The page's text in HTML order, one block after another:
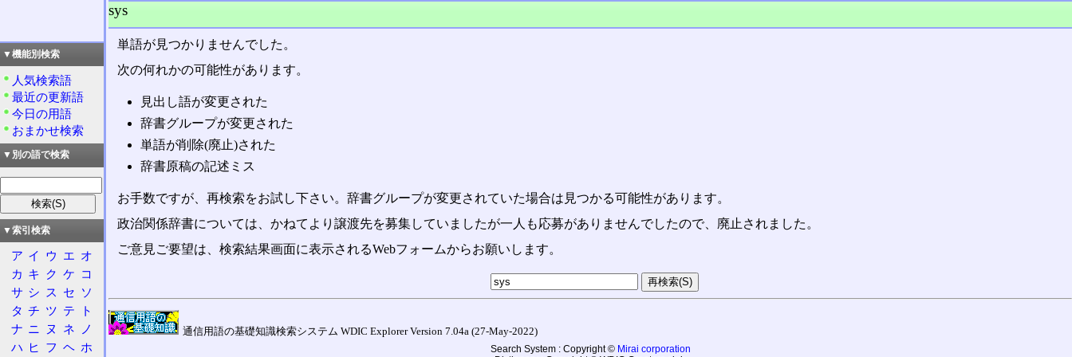
sys
単語が見つかりませんでした。
次の何れかの可能性があります。
見出し語が変更された
辞書グループが変更された
単語が削除(廃止)された
辞書原稿の記述ミス
お手数ですが、再検索をお試し下さい。辞書グループが変更されていた場合は見つかる可能性があります。
政治関係辞書については、かねてより譲渡先を募集していましたが一人も応募がありませんでしたので、廃止されました。
ご意見ご要望は、検索結果画面に表示されるWebフォームからお願いします。
通信用語の基礎知識検索システム WDIC Explorer Version 7.04a (27-May-2022)
Search System : Copyright © Mirai corporation
▼機能別検索
人気検索語
最近の更新語
今日の用語
おまかせ検索
▼別の語で検索
▼索引検索
ア イ ウ エ オ
カ キ ク ケ コ
サ シ ス セ ソ
タ チ ツ テ
ト
ナ ニ ヌ ネ
ノ
ハ ヒ フ ヘ ホ